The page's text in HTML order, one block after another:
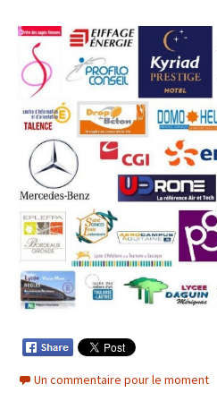
Un commentaire pour le moment